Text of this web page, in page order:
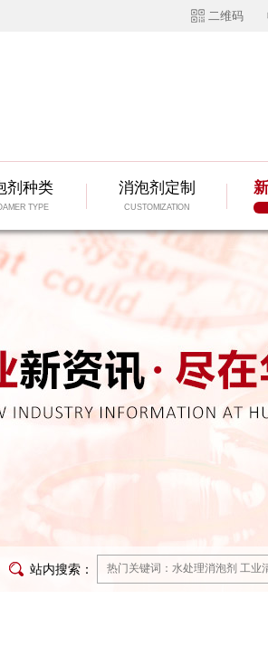
二维码
剂种类
TYPE
消泡剂定制
CUSTOMIZATION
站内搜索：